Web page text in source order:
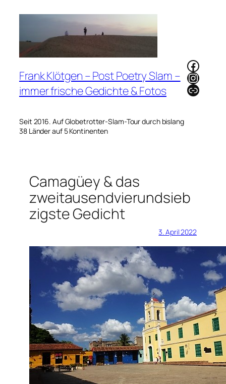
Frank Klötgen – Post Poetry Slam –
immer frische Gedichte & Fotos
Seit 2016. Auf Globetrotter-Slam-Tour durch bislang
38 Länder auf 5 Kontinenten
Link
Camagüey & das
zweitausendvierundsieb
zigste Gedicht
3. April 2022